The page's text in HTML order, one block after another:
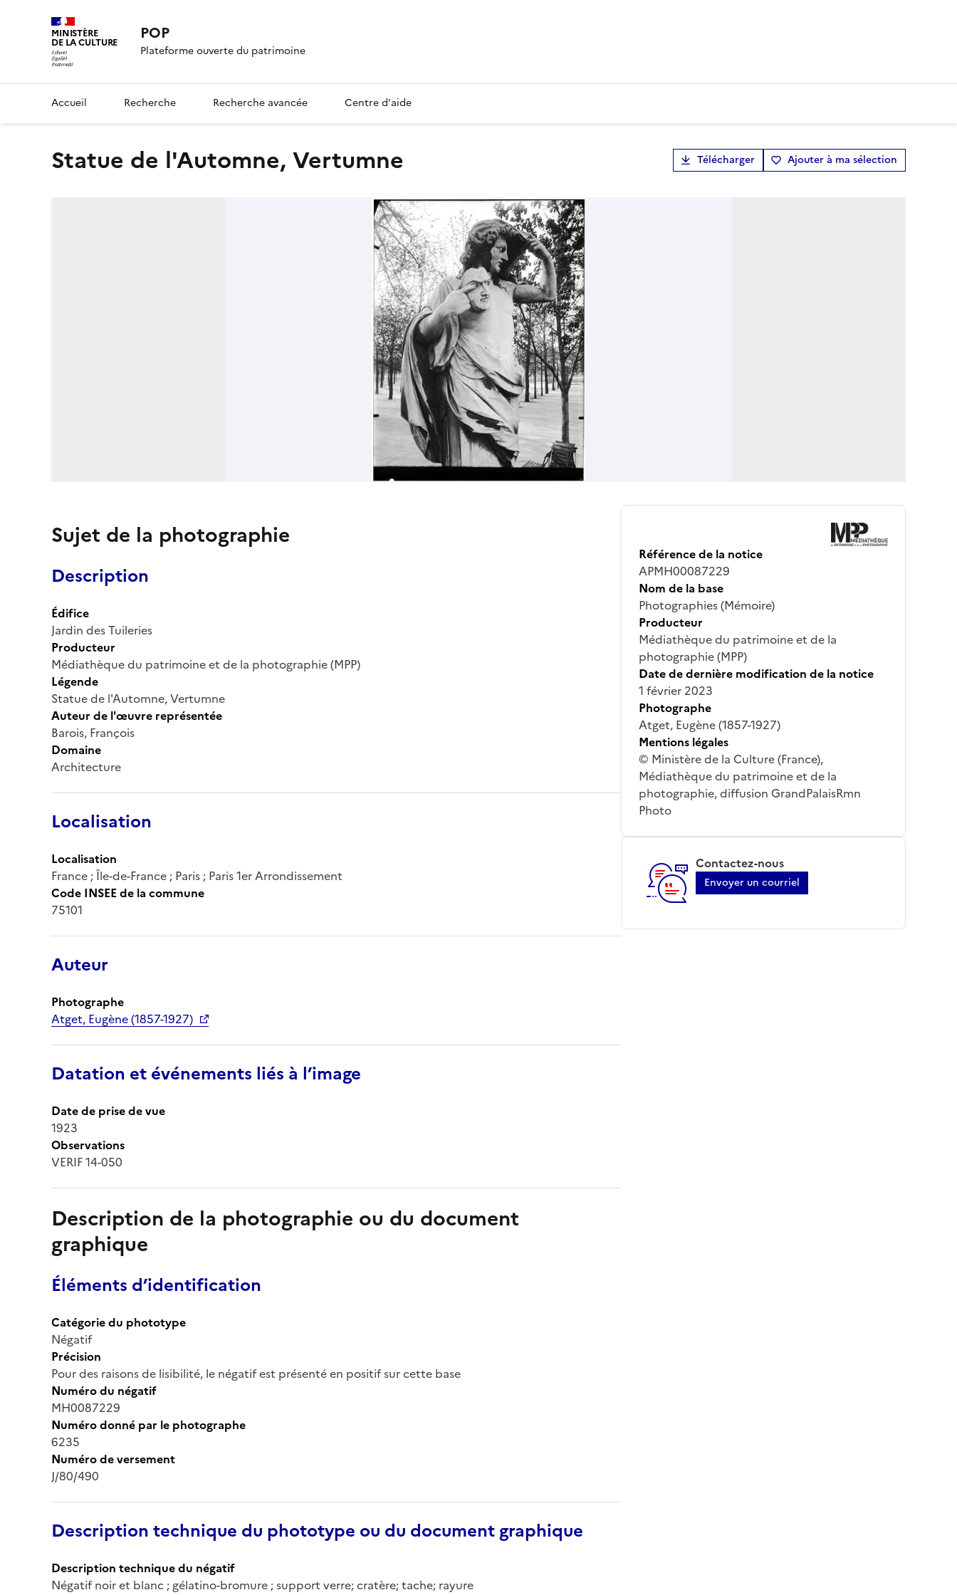
MINISTÈRE
DE LA CULTURE POP
Plateforme ouverte du patrimoine
Accueil Recherche Recherche avancée Centre d'aide
Statue de l'Automne, Vertumne Télécharger Ajouter à ma sélection
Sujet de la photographie
Description
Édifice
Jardin des Tuileries
Producteur
Médiathèque du patrimoine et de la photographie (MPP)
Légende
Statue de l'Automne, Vertumne
Auteur de l'œuvre représentée
Barois, François
Domaine
Architecture
Localisation
Localisation
France ; Île-de-France ; Paris ; Paris 1er Arrondissement
Code INSEE de la commune
75101
Auteur
Photographe
Atget, Eugène (1857-1927)
Datation et événements liés à l’image
Date de prise de vue
1923
Observations
VERIF 14-050
Description de la photographie ou du document
graphique
Éléments d’identification
Catégorie du phototype
Négatif
Précision
Pour des raisons de lisibilité, le négatif est présenté en positif sur cette base
Numéro du négatif
MH0087229
Numéro donné par le photographe
6235
Numéro de versement
J/80/490
Description technique du phototype ou du document graphique
Description technique du négatif
Négatif noir et blanc ; gélatino-bromure ; support verre; cratère; tache; rayure
Référence de la notice
APMH00087229
Nom de la base
Photographies (Mémoire)
Producteur
Médiathèque du patrimoine et de la
photographie (MPP)
Date de dernière modification de la notice
1 février 2023
Photographe
Atget, Eugène (1857-1927)
Mentions légales
© Ministère de la Culture (France),
Médiathèque du patrimoine et de la
photographie, diffusion GrandPalaisRmn
Photo
Contactez-nous
Envoyer un courriel